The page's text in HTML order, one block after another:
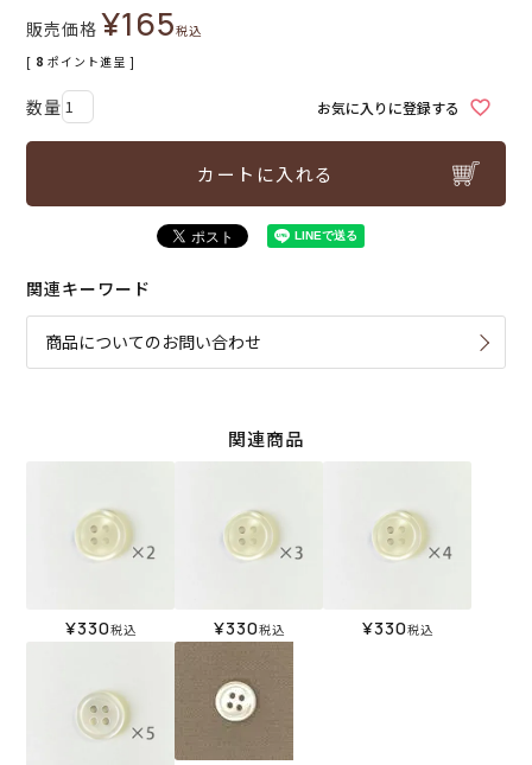
販売価格 ¥165税込
[ 8 ポイント進呈 ]
お気に入りに登録する
カートに入れる
関連キーワード
商品についてのお問い合わせ
関連商品
¥330税込 ¥330税込 ¥330税込